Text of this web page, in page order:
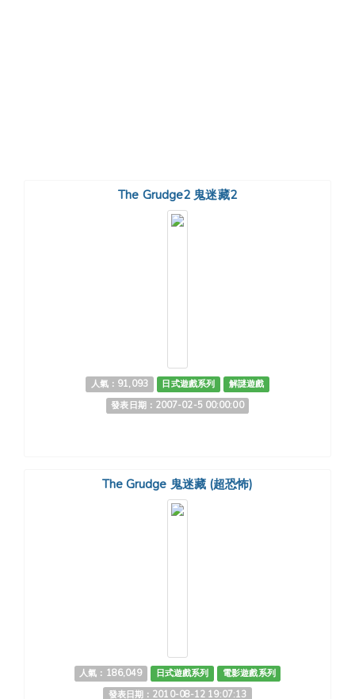
The Grudge2 鬼迷藏2
人氣：91,093 日式遊戲系列
解謎遊戲
發表日期：2007-02-5 00:00:00
The Grudge 鬼迷藏 (超恐怖)
人氣：186,049 日式遊戲系列
電影遊戲系列
發表日期：2010-08-12 19:07:13